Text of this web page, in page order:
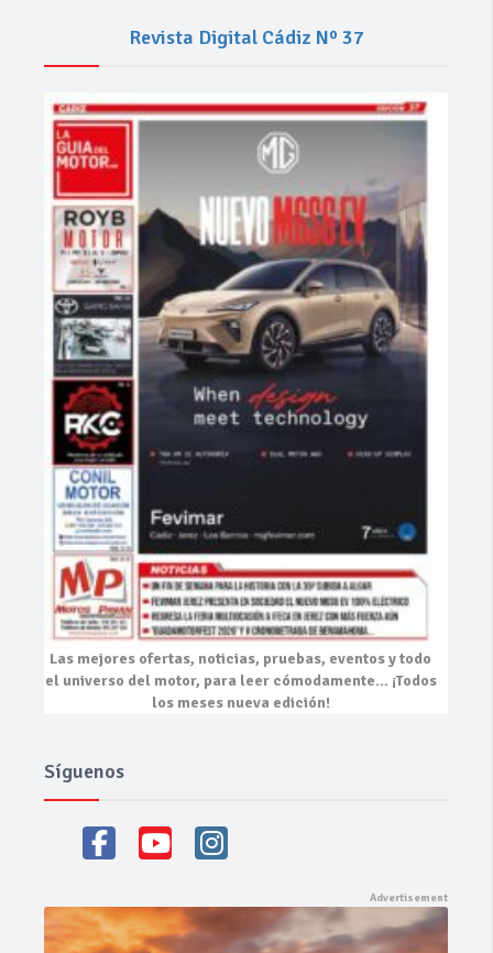
Revista Digital Cádiz Nº 37
Las mejores ofertas, noticias, pruebas, eventosy todo
el universo del motor, para leer cómodamente… ¡Todos
los meses nueva edición!
Síguenos